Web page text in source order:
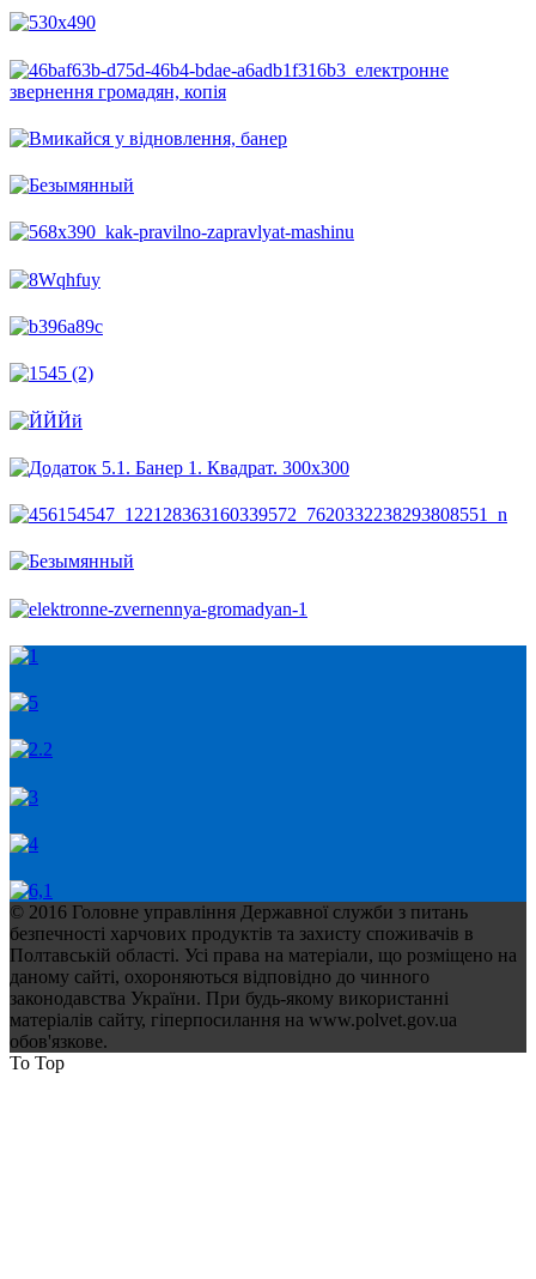
© 2016 Головне управління Державної служби з питань
безпечності харчових продуктів та захисту споживачів в
Полтавській області. Усі права на матеріали, що розміщено на
даному сайті, охороняються відповідно до чинного
законодавства України. При будь-якому використанні
матеріалів сайту, гіперпосилання на www.polvet.gov.ua
обов'язкове.
To Top